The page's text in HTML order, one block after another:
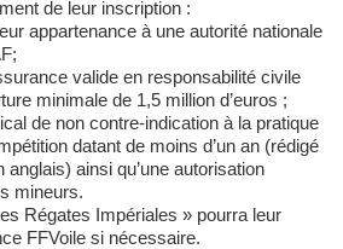
de leur inscription :
appartenance à une autorité nationale
valide en responsabilité civile
minimale de 1,5 million d’euros ;
de non contre-indication à la pratique
datant de moins d’un an (rédigé
anglais) ainsi qu’une autorisation
mineurs.
Régates Impériales » pourra leur
FFVoile si nécessaire.